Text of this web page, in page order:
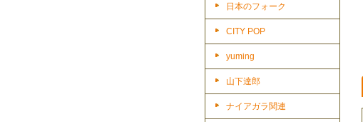
日本のフォーク
CITY POP
yuming
山下達郎
ナイアガラ関連